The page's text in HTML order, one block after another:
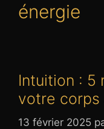
énergie
Intuition : 5
votre corps
13 février 2025